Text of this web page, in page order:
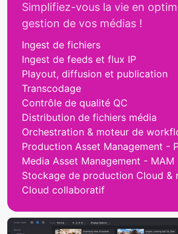
Simplifiez-vous la vie en
gestion de vos médias !
Ingest de fichiers
Ingest de feeds et flux IP
Playout, diffusion et publication
Transcodage
Contrôle de qualité QC
Distribution de fichiers média
Orchestration & moteur de
Production Asset Management -
Media Asset Management - MAM
Stockage de production Cloud &
Cloud collaboratif